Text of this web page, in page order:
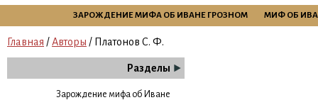
ЗАРОЖДЕНИЕ МИФА ОБ ИВАНЕ ГРОЗНОМ МИФ ОБ
Главная /Авторы / Платонов С. Ф.
Разделы
Зарождение мифа об Иване